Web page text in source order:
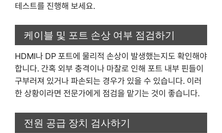
테스트를 진행해 보세요.
케이블 및 포트 손상 여부 점검하기
HDMI나 DP 포트에 물리적 손상이 발생했는지도 확인해야
합니다. 간혹 외부 충격이나 마찰로 인해 포트 내부 핀들이
구부러져 있거나 파손되는 경우가 있을 수 있습니다. 이러
한 상황이라면 전문가에게 점검을 맡기는 것이 좋습니다.
전원 공급 장치 검사하기